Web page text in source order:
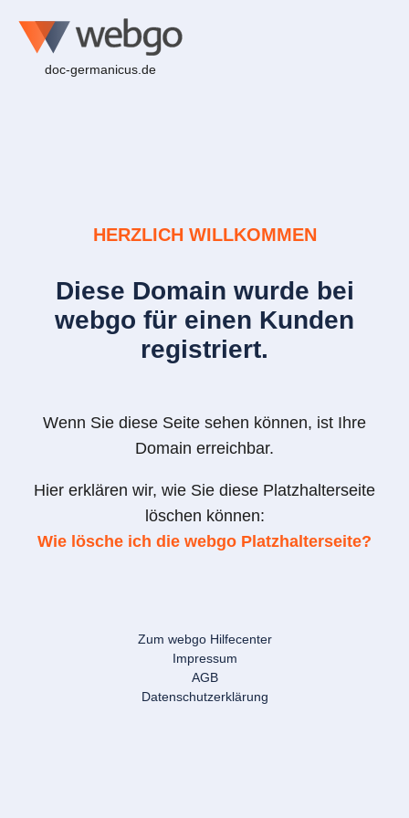
doc-germanicus.de
HERZLICH WILLKOMMEN
Diese Domain wurde bei
webgo für einen Kunden
registriert.
Wenn Sie diese Seite sehen können, ist Ihre
Domain erreichbar.
Hier erklären wir, wie Sie diese Platzhalterseite
löschen können:
Wie lösche ich die webgo Platzhalterseite?
Zum webgo Hilfecenter
Impressum
AGB
Datenschutzerklärung